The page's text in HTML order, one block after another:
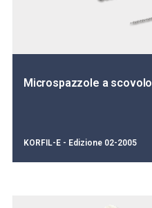
Microspazzole a scovolo
KORFIL-E - Edizione 02-2005